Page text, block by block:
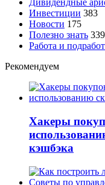
Дивидендные
Инвестиции 383
Новости 175
Полезно знать 339
Работа и
Рекомендуем
Хакеры
кэшбэка